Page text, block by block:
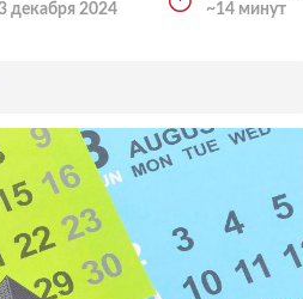
декабря 2024 ~14 минут